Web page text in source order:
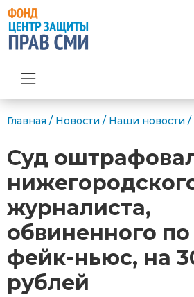
Главная / Новости / Наши новости /
Суд
журналиста,
обвиненного по
фейк-ньюс, на
рублей